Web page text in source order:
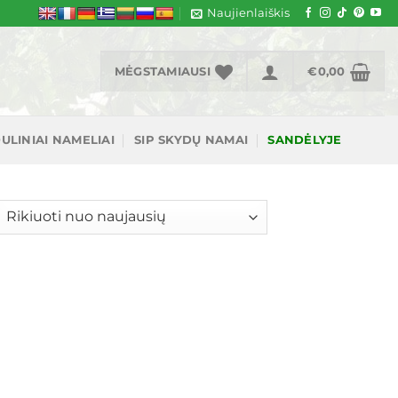
Naujienlaiškis
MĖGSTAMIAUSI €0,00
NAMELIAI SIP SKYDŲ NAMAI SANDĖLYJE